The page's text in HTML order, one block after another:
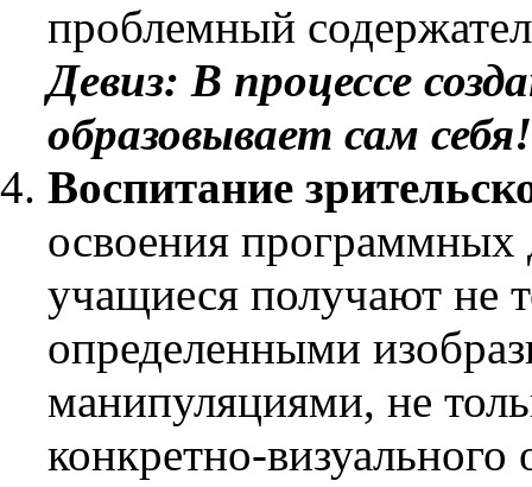
проблемный
Девиз: В процессе
образовывает сам себя!
Воспитание
освоения программных
учащиеся получают не
определенными
манипуляциями, не
конкретно-визуального